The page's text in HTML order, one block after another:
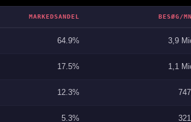
MARKEDSANDEL BESØG/
64.9% 3,9
17.5% 1,1
12.3%
5.3%